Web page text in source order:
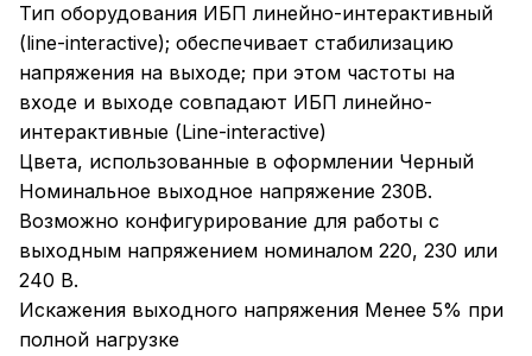
Тип оборудования ИБП линейно-интерактивный
(line-interactive); обеспечивает стабилизацию
напряжения на выходе; при этом частоты на
входе и выходе совпадают ИБП линейно-
интерактивные (Line-interactive)
Цвета, использованные в оформлении Черный
Номинальное выходное напряжение 230В.
Возможно конфигурирование для работы с
выходным напряжением номиналом 220, 230 или
240 В.
Искажения выходного напряжения Менее 5% при
полной нагрузке